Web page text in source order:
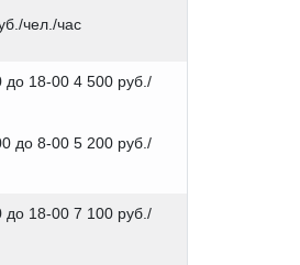
чел./час
до 18-00 4 500 руб./
до 8-00 5 200 руб./
до 18-00 7 100 руб./